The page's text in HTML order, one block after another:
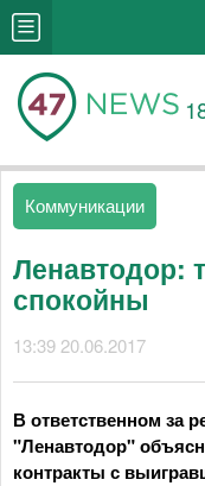
Коммуникации
Ленавтодор:
спокойны
13:39 20.06.2017
В ответственном за
"Ленавтодор"
контракты с